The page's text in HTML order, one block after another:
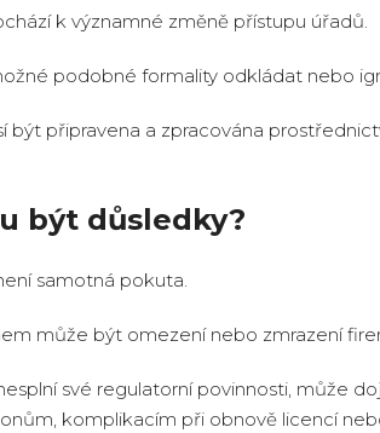
k významné změně přístupu úřadů.
podobné formality odkládat nebo
být připravena a zpracována
být důsledky?
samotná pokuta.
může být omezení nebo zmrazení
své regulatorní povinnosti, může
komplikacím při obnově licencí